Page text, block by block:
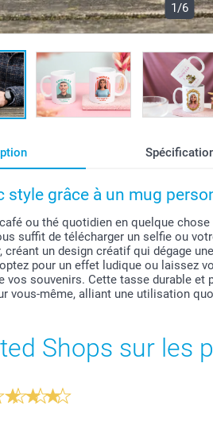
1/6
style grâce à un mug
ou thé quotidien en quelque
suffit de télécharger un selfie ou
créant un design créatif qui dégage
pour un effet ludique ou laissez
vos souvenirs. Cette tasse durable
vous-même, alliant une utilisation
Shops sur les